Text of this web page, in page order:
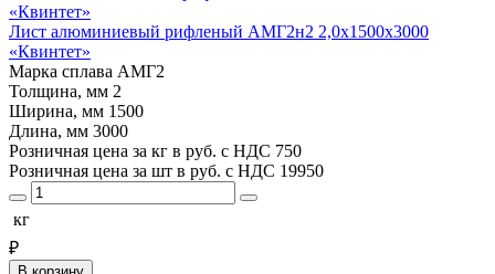
Лист алюминиевый рифленый АМГ2н2 2,0х1500х3000
«Квинтет»
Марка сплава АМГ2
Толщина, мм 2
Ширина, мм 1500
Длина, мм 3000
Розничная цена за кг в руб. с НДС 750
Розничная цена за шт в руб. с НДС 19950
кг
₽